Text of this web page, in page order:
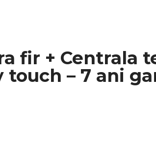
fir + Centrala
touch – 7 ani